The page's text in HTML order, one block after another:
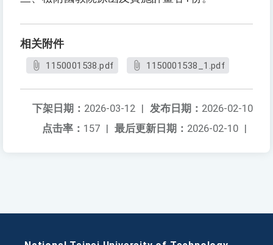
相关附件
1150001538.pdf 1150001538_1.pdf
发布日期： 2026-02-10
下架日期： 2026-03-12 |
最后更新日期： 2026-02-10 |
点击率： 157 |